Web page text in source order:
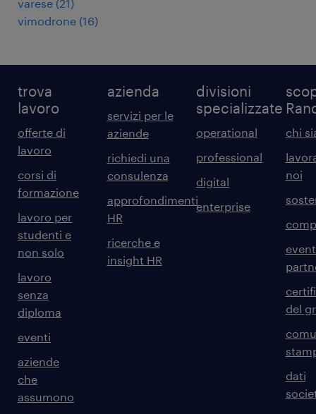
varese (21)
vimodrone (16)
trova
lavoro
offerte di
lavoro
corsi di
formazione
lavoro per
studenti e
non solo
lavoro
senza
diploma
eventi
aziende
che
assumono
azienda
servizi per le
aziende
richiedi una
consulenza
approfondimenti
HR
ricerche e
insight HR
divisioni
specializzate
operational
professional
digital
enterprise
chi
noi
del
dati